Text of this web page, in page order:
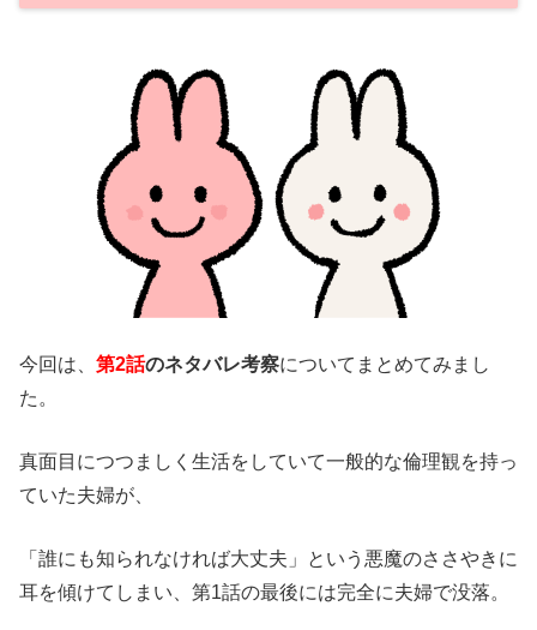
今回は、 第2話のネタバレ考察についてまとめてみまし
た。
真面目につつましく生活をしていて一般的な倫理観を持っ
ていた夫婦が、
「誰にも知られなければ大丈夫」という悪魔のささやきに
耳を傾けてしまい、第1話の最後には完全に夫婦で没落。